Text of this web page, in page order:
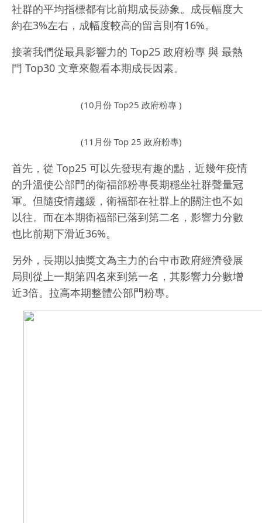
社群的平均指標都有比前期成長跡象。成長幅度大
約在3%左右，成幅度較高的留言則有16%。
接著我們從最具影響力的 Top25 政府粉專 與 最熱
門 Top30 文章來觀看本期成長因素。
(10月份 Top25 政府粉專 )
(11月份 Top 25 政府粉專)
首先，從 Top25 可以先發現有趣的點，近幾年疫情
的升溫使公部門的衛福部粉專長期穩坐社群聲量冠
軍。但隨疫情趨緩，衛福部在社群上的關注也不如
以往。而在本期衛福部已落到第二名，影響力分數
也比前期下滑近36%。
另外，長期以抽獎文為主力的台中市政府經濟發展
局則從上一期第四名來到第一名，其影響力分數增
近3倍。拉高本期整體公部門粉專。